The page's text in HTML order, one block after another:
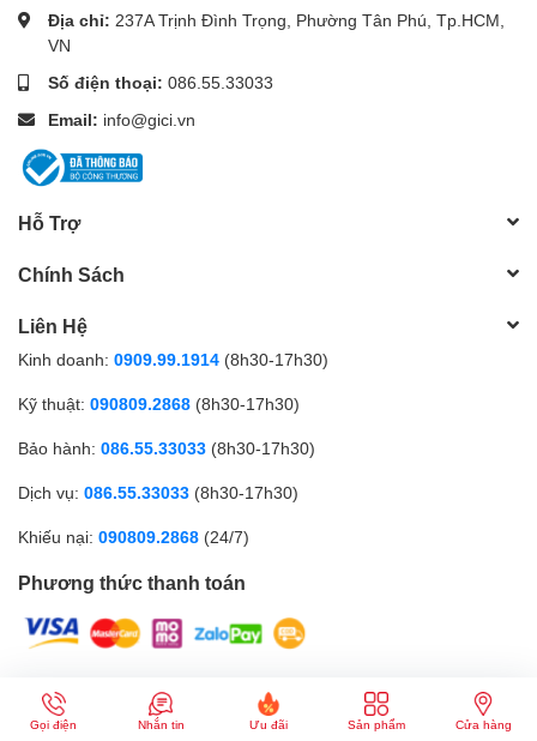
Địa chỉ: 237A Trịnh Đình Trọng, Phường Tân Phú, Tp.HCM,
VN
Số điện thoại: 086.55.33033
Email: info@gici.vn
Hỗ Trợ
Chính Sách
Liên Hệ
Kinh doanh: 0909.99.1914 (8h30-17h30)
Kỹ thuật: 090809.2868 (8h30-17h30)
Bảo hành: 086.55.33033 (8h30-17h30)
Dịch vụ: 086.55.33033 (8h30-17h30)
Khiếu nại: 090809.2868 (24/7)
Phương thức thanh toán
CÔNG TY TNHH MTV GICI | Đăng ký kinh doanh số: 0317179268 |
Cung cấp bởi
Sapo
Gọi điện Nhắn tin Ưu đãi Sản phẩm Cửa hàng